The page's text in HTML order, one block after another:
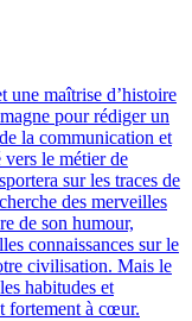
une maîtrise d’histoire
pour rédiger un
la communication et
vers le métier de
sur les traces de
des merveilles
de son humour,
connaissances sur le
civilisation. Mais le
habitudes et
fortement à cœur.